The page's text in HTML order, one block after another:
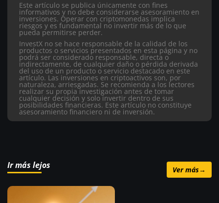
Este artículo se publica únicamente con fines
informativos y no debe considerarse asesoramiento en
inversiones. Operar con criptomonedas implica
riesgos y es fundamental no invertir más de lo que
pueda permitirse perder.
InvestX no se hace responsable de la calidad de los
productos o servicios presentados en esta página y no
podrá ser considerado responsable, directa o
indirectamente, de cualquier daño o pérdida derivada
del uso de un producto o servicio destacado en este
artículo. Las inversiones en criptoactivos son, por
naturaleza, arriesgadas. Se recomienda a los lectores
realizar su propia investigación antes de tomar
cualquier decisión y solo invertir dentro de sus
posibilidades financieras. Este artículo no constituye
asesoramiento financiero ni de inversión.
Ir más lejos Ver más→